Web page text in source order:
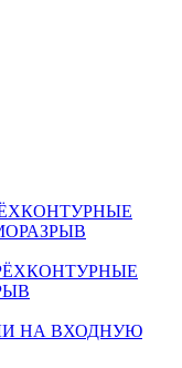
НА ВХОДНУЮ